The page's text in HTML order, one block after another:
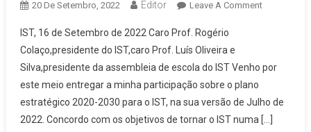
20 De Setembro, 2022 Editor Leave A CommentOn
Pedro
IST, 16 de Setembro de 2022 Caro Prof. Rogério
Colaço,presidente do IST,caro Prof. Luís Oliveira e
Silva,presidente da assembleia de escola do IST Venho por
este meio entregar a minha participação sobre o plano
estratégico 2020-2030 para o IST, na sua versão de Julho de
2022. Concordo com os objetivos de tornar o IST numa […]